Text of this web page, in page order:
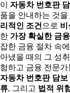
이 자동차 번호판
품을 안내하는 것을
리적인 조건 으로 비
한 가장 확실한 금
잡한 금융 절차 속
아냈을 때의 그 성
험하고 금융 전문
자동차 번호판 담보
류, 그리고 법적 위